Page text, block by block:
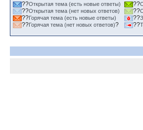
??Открытая тема (есть новые ответы)
??Открытая тема (нет новых ответов)
??Горячая тема (есть новые ответы)
??Горячая тема (нет новых ответов)?
??
??
??
??